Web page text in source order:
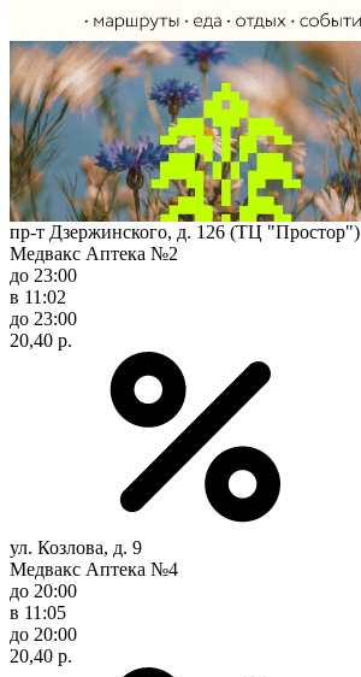
пр-т Дзержинского, д. 126 (ТЦ "Простор")
Медвакс Аптека №2
до 23:00
в 11:02
до 23:00
20,40 р.
ул. Козлова, д. 9
Медвакс Аптека №4
до 20:00
в 11:05
до 20:00
20,40 р.